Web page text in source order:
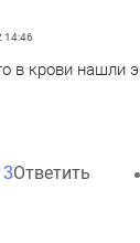
14:46
в крови нашли
3Ответить